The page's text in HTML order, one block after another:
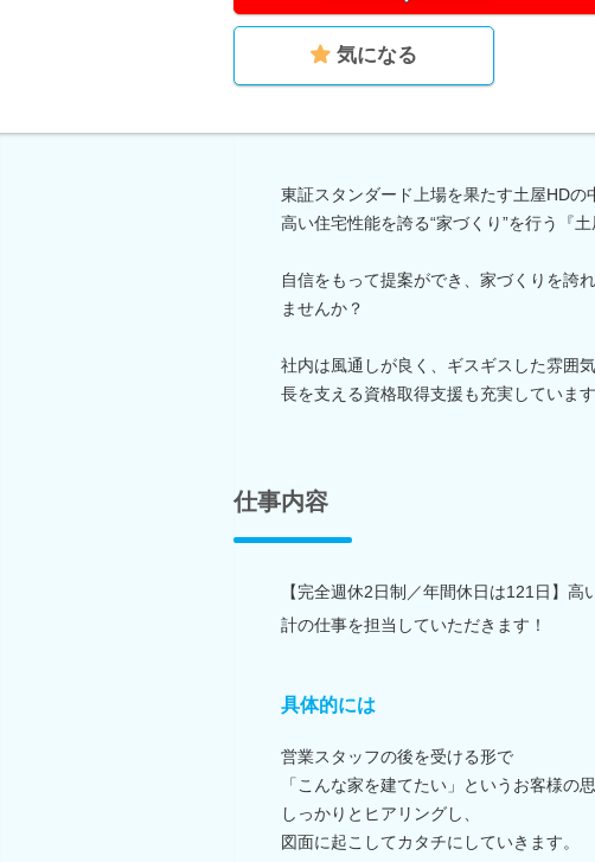
気になる
東証スタンダード上場を果たす土屋HD
高い住宅性能を誇る“家づくり”を行う『土
自信をもって提案ができ、家づくりを誇
ませんか？
社内は風通しが良く、ギスギスした雰囲
長を支える資格取得支援も充実していま
仕事内容
【完全週休2日制／年間休日は121日】
計の仕事を担当していただきます！
具体的には
営業スタッフの後を受ける形で
「こんな家を建てたい」というお客様の
しっかりとヒアリングし、
図面に起こしてカタチにしていきます。